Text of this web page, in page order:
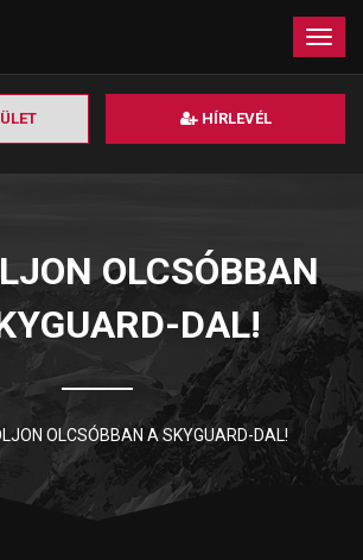
HÍRLEVÉL
×
OLCSÓBBAN
DAL!
OLCSÓBBAN A SKYGUARD-DAL!